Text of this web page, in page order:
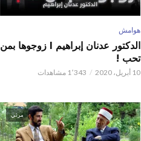
هوامش
الدكتور عدنان إبراهيم l زوجوها بمن
تحب !
10 أبريل، 2020 1٬343 مشاهدات
مرئي